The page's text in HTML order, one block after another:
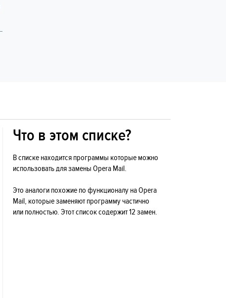
Что в этом списке?
В списке находится программы которые можно
использовать для замены Opera Mail.
Это аналоги похожие по функционалу на Opera
Mail, которые заменяют программу частично
или полностью. Этот список содержит 12 замен.